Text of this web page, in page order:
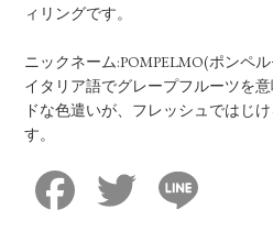
ィリングです。
ニックネーム:POMPELMO(ポンペ
イタリア語でグレープフルーツを
ドな色遣いが、フレッシュではじ
す。
Facebook Twitter